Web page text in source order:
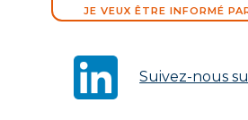
JE VEUX ÊTRE INFORMÉ
Suivez-nous